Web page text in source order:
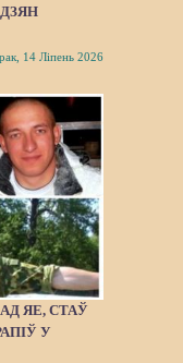
14 Ліпень 2026
ЯЕ, СТАЎ
У